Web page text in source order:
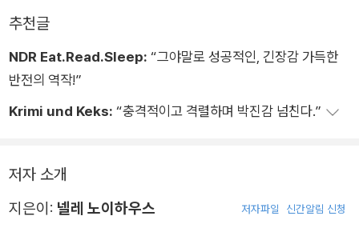
믿을 수 없었다. 사람들은 이제 그 무엇도 존중하지 않았다. 딸이
살해된 남자의 고통조차도 배려의 대상이 아니었다.
추천글
NDR Eat.Read.Sleep: “그야말로 성공적인, 긴장감 가득한
반전의 역작!”
Krimi und Keks: “충격적이고 격렬하며 박진감 넘친다.”
저자 소개
지은이: 넬레 노이하우스 저자파일 신간알림 신청